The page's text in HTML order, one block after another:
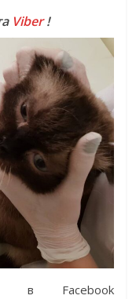
Viber!
в Facebook